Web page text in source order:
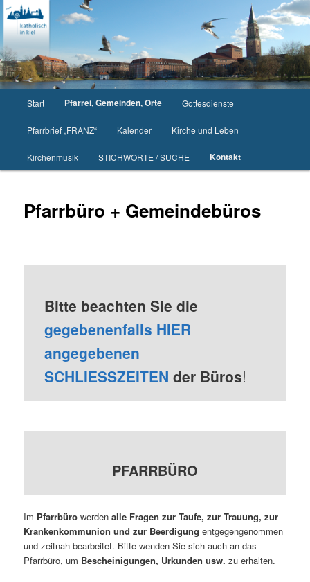
Zum
primären
Inhalt
springen
Start Pfarrei, Gemeinden, Orte Gottesdienste
Pfarrbrief „FRANZ“ Kalender Kirche und Leben
Kirchenmusik STICHWORTE / SUCHE Kontakt
Pfarrbüro + Gemeindebüros
Bitte beachten Sie die
gegebenenfalls HIER
angegebenen
SCHLIESSZEITEN der Büros!
PFARRBÜRO
Im Pfarrbüro werdenalle Fragen zur Taufe, zur Trauung, zur
Krankenkommunion und zur Beerdigung entgegengenommen
und zeitnah bearbeitet. Bitte wenden Sie sich auch an das
Pfarrbüro, um Bescheinigungen, Urkunden usw. zu erhalten.